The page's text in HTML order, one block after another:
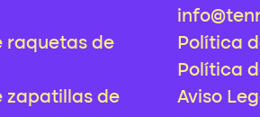
raquetas de
zapatillas de
Política
Política
Aviso